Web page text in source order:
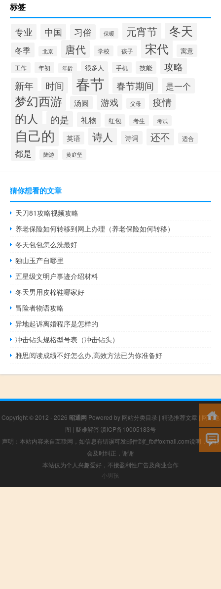
标签
专业 中国 习俗 保暖 元宵节 冬天
冬季 北京 唐代 学校 孩子 宋代 寓意
工作 年初 年龄 很多人 手机 技能 攻略
新年 时间 春节 春节期间 是一个
梦幻西游 汤圆 游戏 父母 疫情
的人 的是 礼物 红包 考生 考试
自己的 英语 诗人 诗词 还不 适合
都是 陆游 黄庭坚
猜你想看的文章
天刀81攻略视频攻略
养老保险如何转移到网上办理（养老保险如何转移）
冬天包包怎么洗最好
独山玉产自哪里
五星级文明户事迹介绍材料
冬天男用皮棉鞋哪家好
冒险者物语攻略
异地起诉离婚程序是怎样的
冲击钻头规格型号表（冲击钻头）
雅思阅读成绩不好怎么办,高效方法已为你准备好
Copyright © 2012 - 2026 昭通网 Powered by 网站分类目录 | 精选推荐文章 | 网站地
图 | 疑难解答 滇ICP备10005183号
声明：本站内容来自互联网，如信息有错误可发邮件到f_fb#foxmail.com说明，我们
会及时纠正，谢谢
本站仅为个人兴趣爱好，不接盈利性广告及商业合作
小男孩